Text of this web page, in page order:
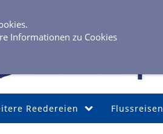
Reedereien Flussreisen
Informationen zu Cookies